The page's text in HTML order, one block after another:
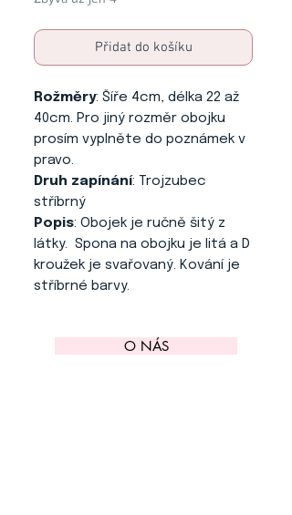
Přidat do košíku
Rožměry: Šíře 4cm, délka 22 až
40cm. Pro jiný rozměr obojku
prosím vyplněte do poznámek v
pravo.
Druh zapínání: Trojzubec
stříbrný
Popis: Obojek je ručně šitý z
látky. Spona na obojku je litá a D
kroužek je svařovaný. Kování je
stříbrné barvy.
O NÁS